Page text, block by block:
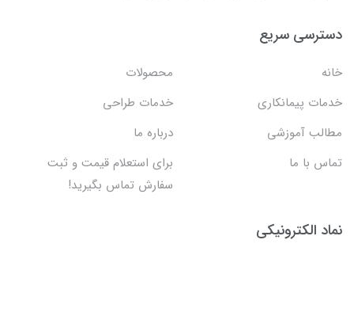
دسترسی سریع
خانه
محصولات
خدمات پیمانکاری
خدمات طراحی
مطالب آموزشی
درباره ما
تماس با ما
برای استعلام قیمت و ثبت
سفارش تماس بگیرید!
نماد الکترونیکی